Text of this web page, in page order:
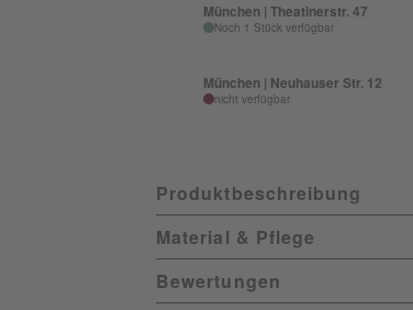
München | Theatinerstr. 47
Noch 1 Stück verfügbar
München | Neuhauser Str. 12
nicht verfügbar
Produktbeschreibung
Material & Pflege
Bewertungen